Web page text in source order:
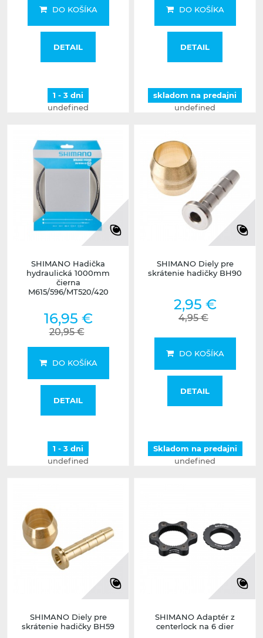
DO KOŠÍKA
DETAIL
1 - 3 dni
undefined
DO KOŠÍKA
DETAIL
skladom na predajni
undefined
SHIMANO Hadička
hydraulická 1000mm
čierna
M615/596/MT520/420
16,95 €
20,95 €
DO KOŠÍKA
DETAIL
1 - 3 dni
undefined
SHIMANO Diely pre
skrátenie hadičky BH90
2,95 €
4,95 €
DO KOŠÍKA
DETAIL
Skladom na predajni
undefined
SHIMANO Diely pre
skrátenie hadičky BH59
SHIMANO Adaptér z
centerlock na 6 dier